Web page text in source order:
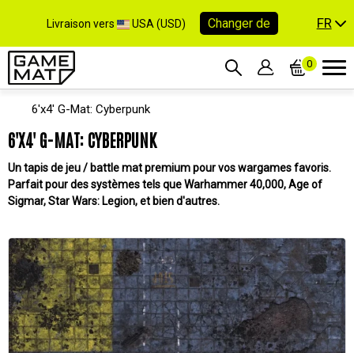
Livraison vers USA (USD) Changer de FR
0
6'x4' G-Mat: Cyberpunk
6'X4' G-MAT: CYBERPUNK
Un tapis de jeu / battle mat premium pour vos wargames favoris.
Parfait pour des systèmes tels que Warhammer 40,000, Age of
Sigmar, Star Wars: Legion, et bien d'autres.